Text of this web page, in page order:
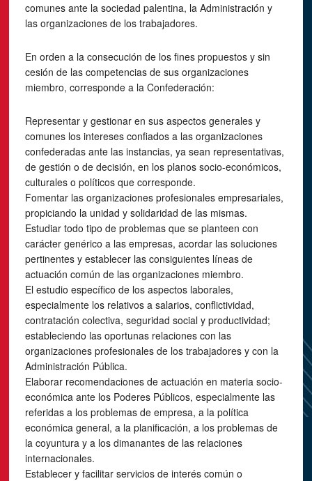
comunes ante la sociedad palentina, la Administración y
las organizaciones de los trabajadores.
En orden a la consecución de los fines propuestos y sin
cesión de las competencias de sus organizaciones
miembro, corresponde a la Confederación:
Representar y gestionar en sus aspectos generales y
comunes los intereses confiados a las organizaciones
confederadas ante las instancias, ya sean representativas,
de gestión o de decisión, en los planos socio-económicos,
culturales o políticos que corresponde.
Fomentar las organizaciones profesionales empresariales,
propiciando la unidad y solidaridad de las mismas.
Estudiar todo tipo de problemas que se planteen con
carácter genérico a las empresas, acordar las soluciones
pertinentes y establecer las consiguientes líneas de
actuación común de las organizaciones miembro.
El estudio específico de los aspectos laborales,
especialmente los relativos a salarios, conflictividad,
contratación colectiva, seguridad social y productividad;
estableciendo las oportunas relaciones con las
organizaciones profesionales de los trabajadores y con la
Administración Pública.
Elaborar recomendaciones de actuación en materia socio-
económica ante los Poderes Públicos, especialmente las
referidas a los problemas de empresa, a la política
económica general, a la planificación, a los problemas de
la coyuntura y a los dimanantes de las relaciones
internacionales.
Establecer y facilitar servicios de interés común o